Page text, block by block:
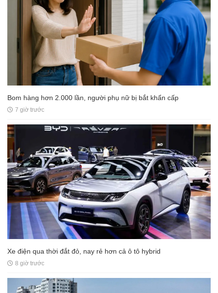
Bom hàng hơn 2.000 lần, người phụ nữ bị bắt khẩn cấp
7 giờ trước
Xe điện qua thời đắt đỏ, nay rẻ hơn cả ô tô hybrid
8 giờ trước